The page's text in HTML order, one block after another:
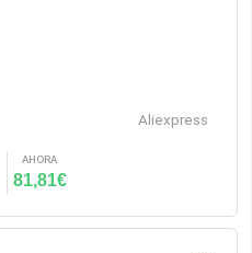
Aliexpress
AHORA
81,81€